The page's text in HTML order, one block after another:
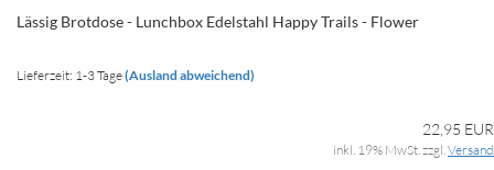
Lässig Brotdose - Lunchbox Edelstahl Happy Trails - Flower
Lieferzeit: 1-3 Tage(Ausland abweichend)
22,95 EUR
inkl. 19% MwSt. zzgl. Versand